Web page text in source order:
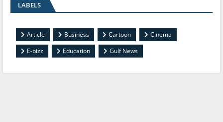
LABELS
Article Business Cartoon
Cinema
E-bizz
Education Gulf News